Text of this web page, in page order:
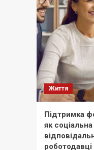
Життя
Підтримка
як соціальна